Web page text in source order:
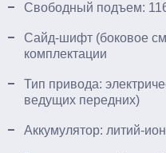
Свободный подъем:
Сайд-шифт (боковое
комплектации
Тип привода:
ведущих передних)
Аккумулятор: литий-